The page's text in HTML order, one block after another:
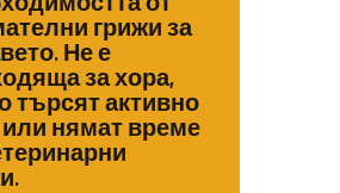
грижи за
Не е
за хора,
търсят активно
или нямат време